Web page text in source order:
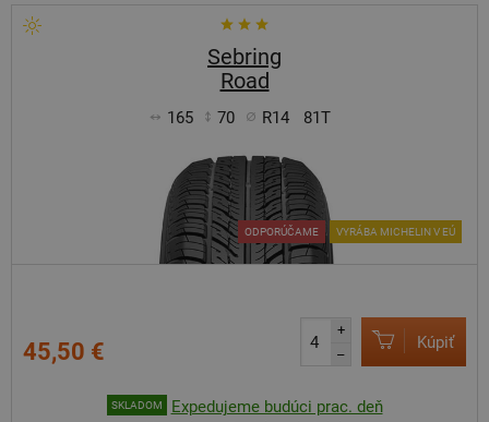
Sebring
Road
165 70 R14 81T
ODPORÚČAME VYRÁBA MICHELIN V EÚ
45,50 €
+
–
Kúpiť
SKLADOM Expedujeme budúci prac. deň